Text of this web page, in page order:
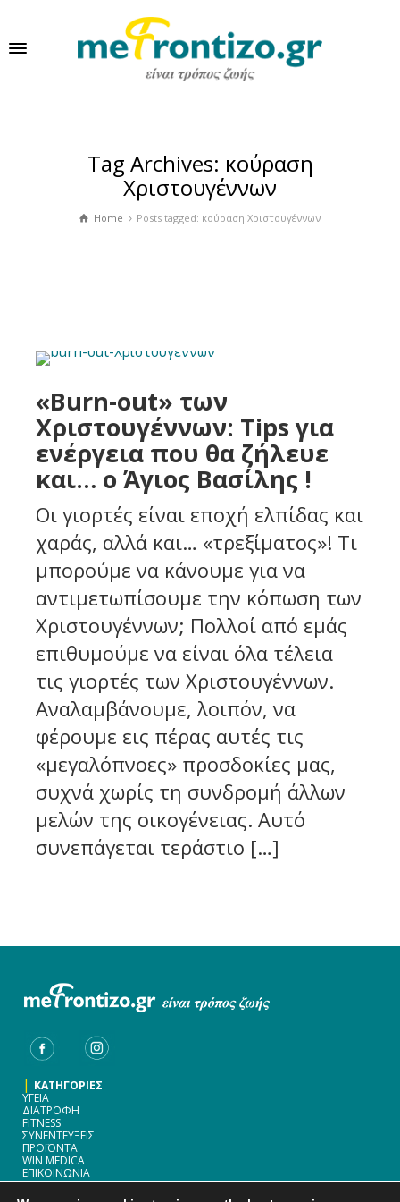
Tag Archives: κούραση
Χριστουγέννων
Home Posts tagged: κούραση Χριστουγέννων
«Burn-out» των
Χριστουγέννων: Tips για
ενέργεια που θα ζήλευε
και… ο Άγιος Βασίλης !
Οι γιορτές είναι εποχή ελπίδας και
χαράς, αλλά και… «τρεξίματος»! Τι
μπορούμε να κάνουμε για να
αντιμετωπίσουμε την κόπωση των
Χριστουγέννων; Πολλοί από εμάς
επιθυμούμε να είναι όλα τέλεια
τις γιορτές των Χριστουγέννων.
Αναλαμβάνουμε, λοιπόν, να
φέρουμε εις πέρας αυτές τις
«μεγαλόπνοες» προσδοκίες μας,
συχνά χωρίς τη συνδρομή άλλων
μελών της οικογένειας. Αυτό
συνεπάγεται τεράστιο […]
| ΚΑΤΗΓΟΡΙΕΣ
ΥΓΕΙΑ
ΔΙΑΤΡΟΦΗ
FITNESS
ΣΥΝΕΝΤΕΥΞΕΙΣ
ΠΡΟΪΟΝΤΑ
WIN MEDICA
ΕΠΙΚΟΙΝΩΝΙΑ